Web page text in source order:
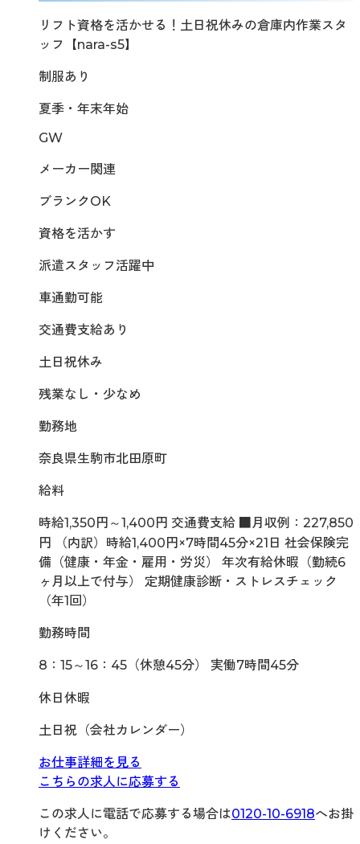
リフト資格を活かせる！土日祝休みの倉庫内作業スタ
ッフ【nara-s5】
制服あり
夏季・年末年始
GW
メーカー関連
ブランクOK
資格を活かす
派遣スタッフ活躍中
車通勤可能
交通費支給あり
土日祝休み
残業なし・少なめ
勤務地
奈良県生駒市北田原町
給料
時給1,350円～1,400円 交通費支給 ■月収例：227,850
円 （内訳）時給1,400円×7時間45分×21日 社会保険完
備（健康・年金・雇用・労災） 年次有給休暇（勤続6
ヶ月以上で付与） 定期健康診断・ストレスチェック
（年1回）
勤務時間
8：15～16：45（休憩45分） 実働7時間45分
休日休暇
土日祝（会社カレンダー）
お仕事詳細を見る
こちらの求人に応募する
この求人に電話で応募する場合は0120-10-6918へお掛
けください。